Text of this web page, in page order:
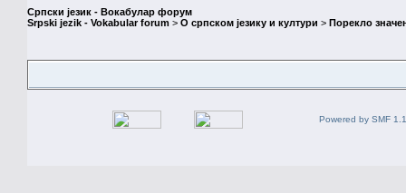
Српски језик - Вокабулар форум
Srpski jezik - Vokabular forum > О српском језику и култури > Порекло
Powered by SMF